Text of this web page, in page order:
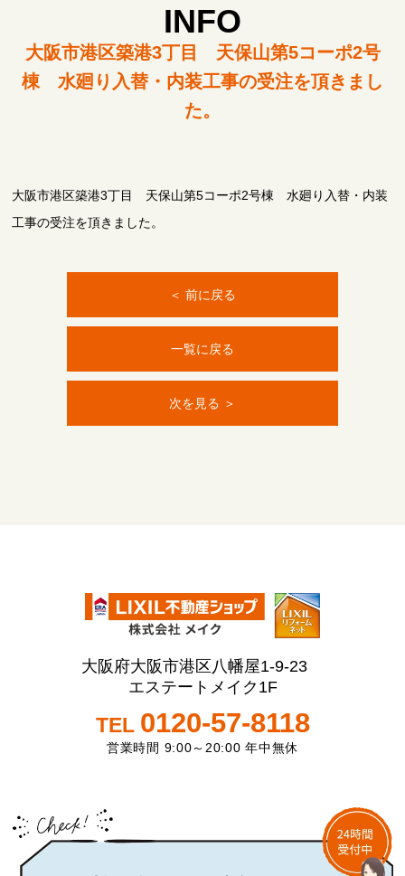
INFO
大阪市港区築港3丁目 天保山第5コーポ2号
棟 水廻り入替・内装工事の受注を頂きまし
た。
大阪市港区築港3丁目 天保山第5コーポ2号棟 水廻り入替・内装
工事の受注を頂きました。
＜ 前に戻る
一覧に戻る
次を見る ＞
大阪府大阪市港区八幡屋1-9-23
エステートメイク1F
TEL 0120-57-8118
営業時間 9:00～20:00 年中無休